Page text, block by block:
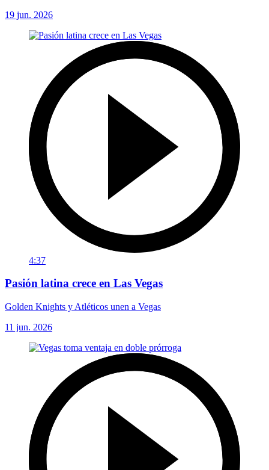
19 jun. 2026
4:37
Pasión latina crece en Las Vegas
Golden Knights y Atléticos unen a Vegas
11 jun. 2026